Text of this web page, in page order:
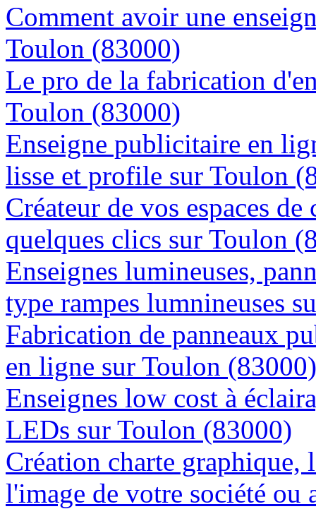
Comment avoir une
Toulon (83000)
Le pro de la fabrication
Toulon (83000)
Enseigne publicitaire en
lisse et profile sur Toulon
Créateur de vos espaces
quelques clics sur Toulon
Enseignes lumineuses,
type rampes lumnineuses
Fabrication de panneaux
en ligne sur Toulon (83000)
Enseignes low cost à
LEDs sur Toulon (83000)
Création charte graphique,
l'image de votre société